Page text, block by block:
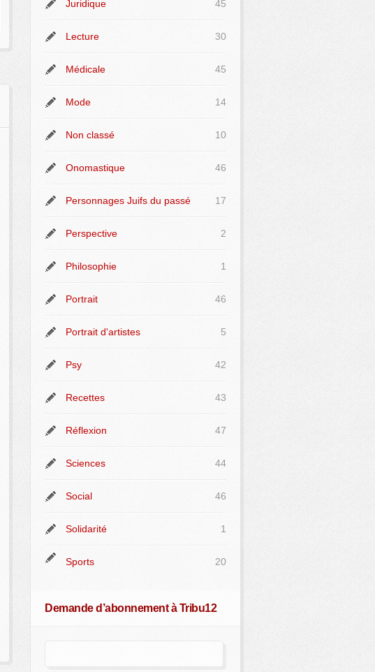
Juridique 45
Lecture 30
Médicale 45
Mode 14
Non classé 10
Onomastique 46
Personnages Juifs du passé 17
Perspective 2
Philosophie 1
Portrait 46
Portrait d'artistes 5
Psy 42
Recettes 43
Réflexion 47
Sciences 44
Social 46
Solidarité 1
Sports 20
Demande d’abonnement à Tribu12